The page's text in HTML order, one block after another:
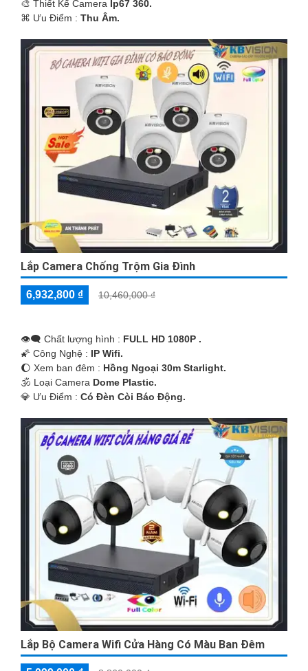
🎨 Thiết Kế Camera Ip67 360.
️⌘ Ưu Điểm : Thu Âm.
Lắp Camera Chống Trộm Gia Đình
6,932,800 ₫ 10,460,000 ₫
👁️‍🗨 Chất lượng hình : FULL HD 1080P .
🌠 Công Nghệ : IP Wifi.
🌔 Xem ban đêm : Hồng Ngoại 30m Starlight.
🕉️ Loại Camera Dome Plastic.
️💎 Ưu Điểm : Có Ðèn Còi Báo Động.
Lắp Bộ Camera Wifi Cửa Hàng Có Màu Ban Đêm